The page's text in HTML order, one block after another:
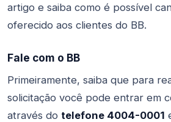
artigo e saiba como é possível
oferecido aos clientes do BB.
Fale com o BB
Primeiramente, saiba que para
solicitação você pode entrar em
através do telefone 4004-0001